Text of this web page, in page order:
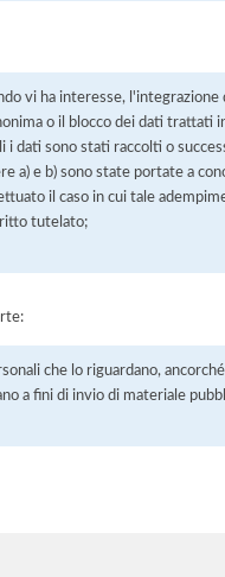
vi ha interesse, l'integrazione
o il blocco dei dati trattati
i dati sono stati raccolti o
a) e b) sono state portate a
il caso in cui tale
tutelato;
che lo riguardano,
a fini di invio di materiale